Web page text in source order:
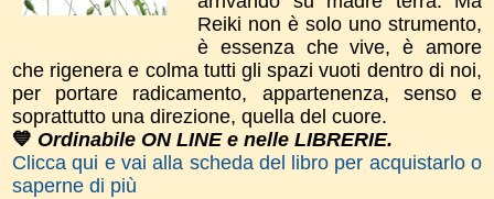
Reiki non è solo uno strumento,
è essenza che vive, è amore
che rigenera e colma tutti gli spazi vuoti dentro di noi,
per portare radicamento, appartenenza, senso e
soprattutto una direzione, quella del cuore.
💙 Ordinabile ON LINE e nelle LIBRERIE.
Clicca qui e vai alla scheda del libro per acquistarlo o
saperne di più